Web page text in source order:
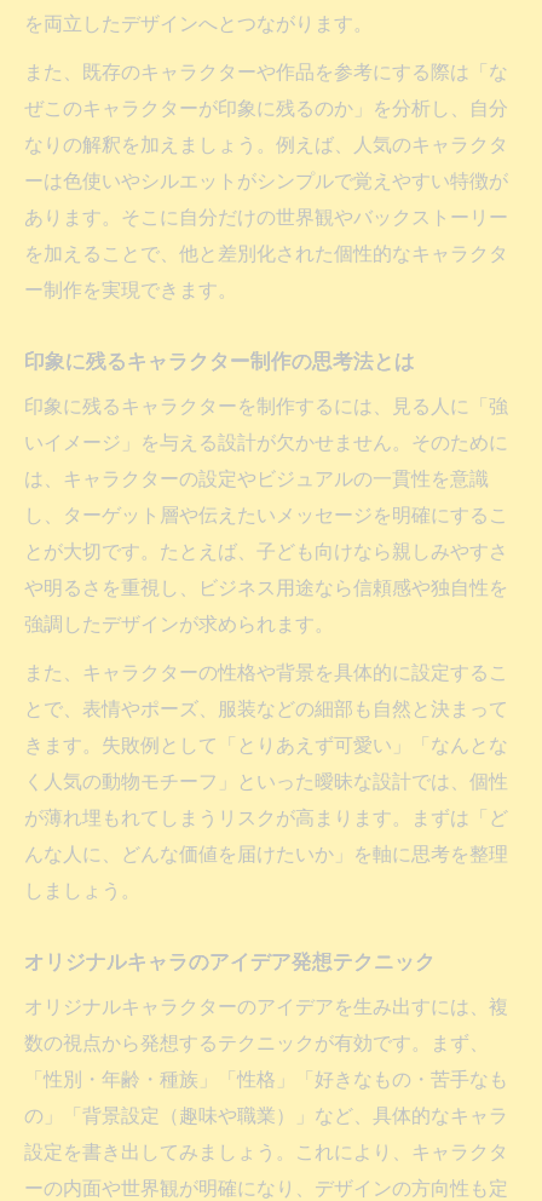
を両立したデザインへとつながります。
また、既存のキャラクターや作品を参考にする際は「な
ぜこのキャラクターが印象に残るのか」を分析し、自分
なりの解釈を加えましょう。例えば、人気のキャラクタ
ーは色使いやシルエットがシンプルで覚えやすい特徴が
あります。そこに自分だけの世界観やバックストーリー
を加えることで、他と差別化された個性的なキャラクタ
ー制作を実現できます。
印象に残るキャラクター制作の思考法とは
印象に残るキャラクターを制作するには、見る人に「強
いイメージ」を与える設計が欠かせません。そのために
は、キャラクターの設定やビジュアルの一貫性を意識
し、ターゲット層や伝えたいメッセージを明確にするこ
とが大切です。たとえば、子ども向けなら親しみやすさ
や明るさを重視し、ビジネス用途なら信頼感や独自性を
強調したデザインが求められます。
また、キャラクターの性格や背景を具体的に設定するこ
とで、表情やポーズ、服装などの細部も自然と決まって
きます。失敗例として「とりあえず可愛い」「なんとな
く人気の動物モチーフ」といった曖昧な設計では、個性
が薄れ埋もれてしまうリスクが高まります。まずは「ど
んな人に、どんな価値を届けたいか」を軸に思考を整理
しましょう。
オリジナルキャラのアイデア発想テクニック
オリジナルキャラクターのアイデアを生み出すには、複
数の視点から発想するテクニックが有効です。まず、
「性別・年齢・種族」「性格」「好きなもの・苦手なも
の」「背景設定（趣味や職業）」など、具体的なキャラ
設定を書き出してみましょう。これにより、キャラクタ
ーの内面や世界観が明確になり、デザインの方向性も定